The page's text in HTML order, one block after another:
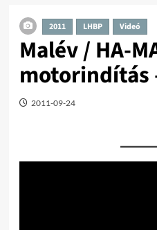
2011 LHBP Videó
Malév / HA-
motorindítás
2011-09-24